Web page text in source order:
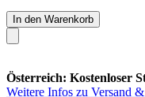
In den Warenkorb
Österreich: Kostenloser
Weitere Infos zu Versand